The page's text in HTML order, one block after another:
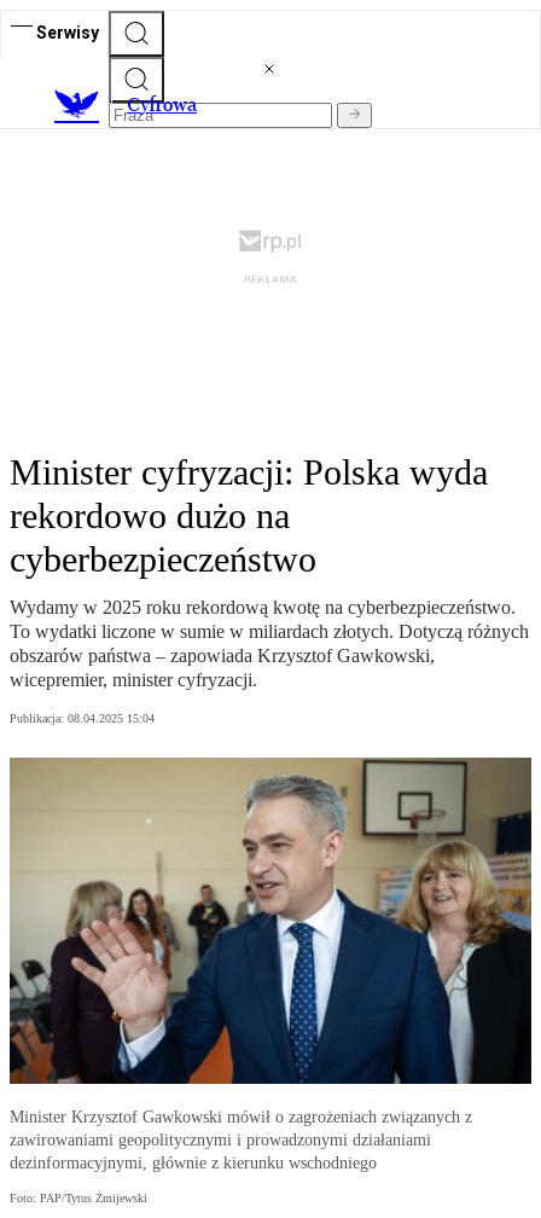
Serwisy
Cyfrowa
Minister cyfryzacji: Polska wyda
rekordowo dużo na
cyberbezpieczeństwo
Wydamy w 2025 roku rekordową kwotę na cyberbezpieczeństwo.
To wydatki liczone w sumie w miliardach złotych. Dotyczą różnych
obszarów państwa – zapowiada Krzysztof Gawkowski,
wicepremier, minister cyfryzacji.
Publikacja: 08.04.2025 15:04
Minister Krzysztof Gawkowski mówił o zagrożeniach związanych z
zawirowaniami geopolitycznymi i prowadzonymi działaniami
dezinformacyjnymi, głównie z kierunku wschodniego
Foto: PAP/Tytus Żmijewski